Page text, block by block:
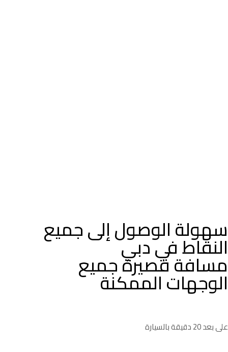
سهولة الوصول إلى جميع
النقاط في دبي
مسافة قصيرة جميع
الوجهات الممكنة
على بعد 20 دقيقة بالسيارة